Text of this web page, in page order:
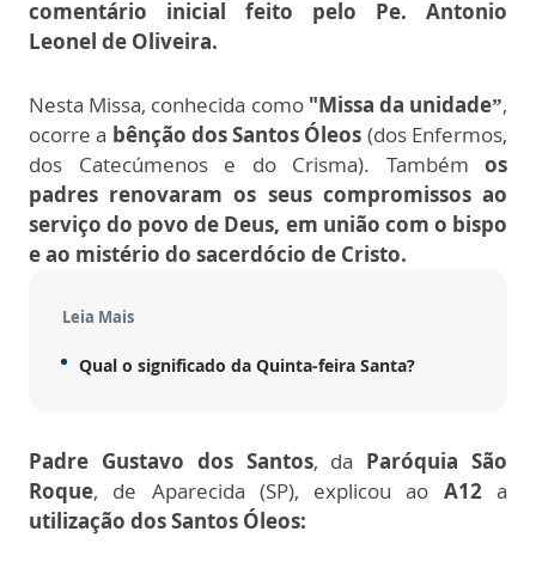
comentário inicial feito pelo Pe. Antonio
Leonel de Oliveira.
Nesta Missa, conhecida como "Missa da unidade”,
ocorre a bênção dos Santos Óleos (dos Enfermos,
dos Catecúmenos e do Crisma). Também os
padres renovaram os seus compromissos ao
serviço do povo de Deus, em união com o bispo
e ao mistério do sacerdócio de Cristo.
Leia Mais
Qual o significado da Quinta-feira Santa?
Padre Gustavo dos Santos, da Paróquia São
Roque, de Aparecida (SP), explicou ao A12a
utilização dos Santos Óleos: